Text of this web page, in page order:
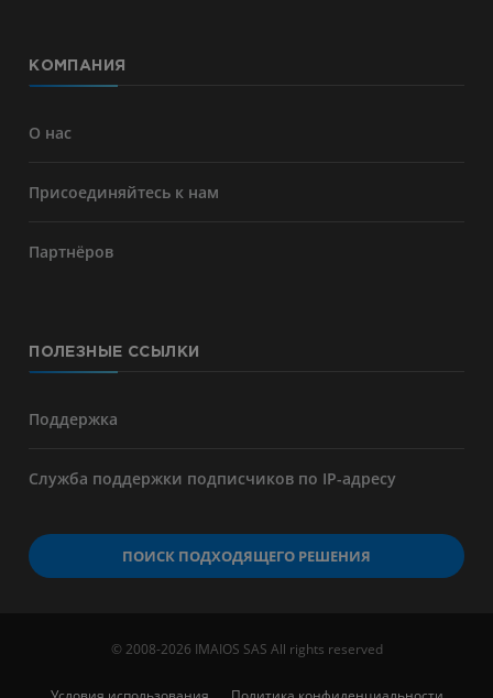
КОМПАНИЯ
О нас
Присоединяйтесь к нам
Партнёров
ПОЛЕЗНЫЕ ССЫЛКИ
Поддержка
Служба поддержки подписчиков по IP-адресу
ПОИСК ПОДХОДЯЩЕГО РЕШЕНИЯ
© 2008-2026 IMAIOS SAS All rights reserved